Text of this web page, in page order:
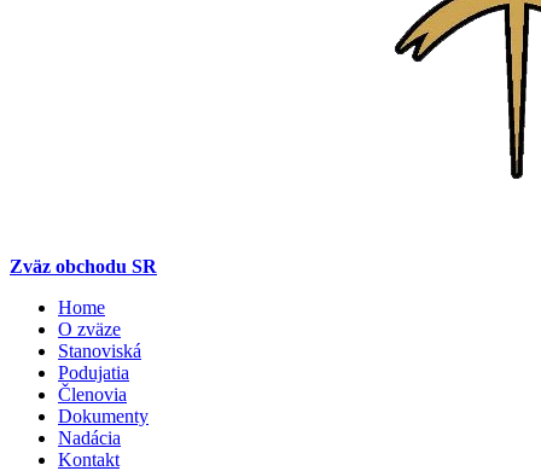
Zväz obchodu SR
Home
O zväze
Stanoviská
Podujatia
Členovia
Dokumenty
Nadácia
Kontakt